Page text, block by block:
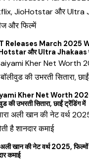
Releases March 2025
और Ultra Jhakaas पर
Kher Net Worth 2026:
की उभरती सितारा, छाईं ट्रेंडिंग में
अली खान की नेट वर्थ 2025,
कमाई